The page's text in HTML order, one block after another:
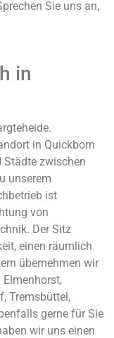
Sie uns an,
in
in Quickborn
Städte zwischen
unserem
ist
von
Der Sitz
einen räumlich
übernehmen wir
Tremsbüttel,
gerne für Sie
wir uns einen